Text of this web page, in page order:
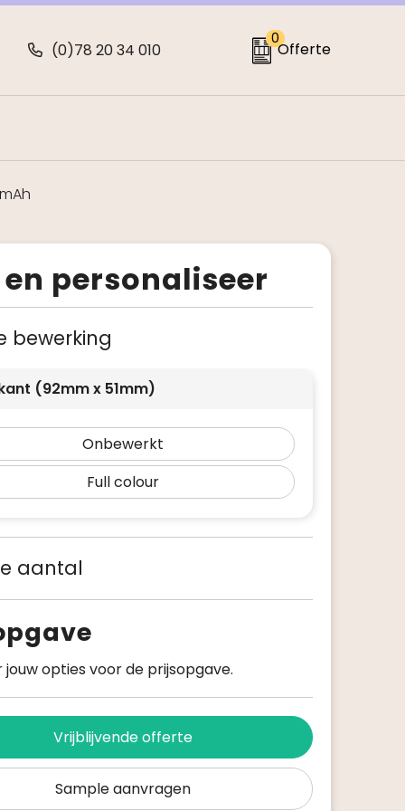
(0)78 20 34 010
0
Offerte
en personaliseer
bewerking
(92mm x 51mm)
Onbewerkt
Full colour
aantal
opties voor de prijsopgave.
Vrijblijvende offerte
Sample aanvragen